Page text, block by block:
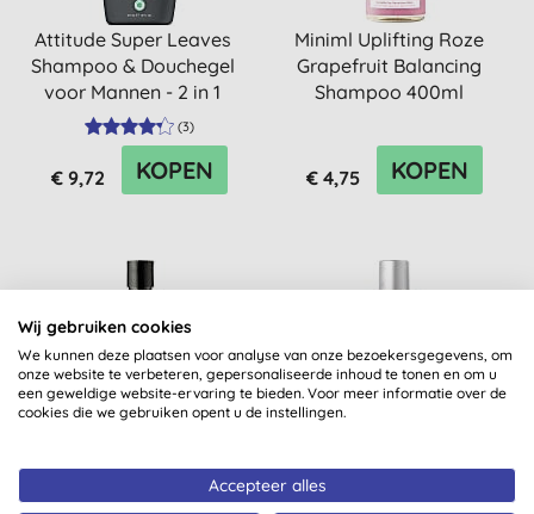
Attitude Super Leaves
Shampoo & Douchegel
voor Mannen - 2 in 1
Scal...
(3)
€ 9,72 KOPEN
Miniml Uplifting Roze
Grapefruit Balancing
Shampoo 400ml
€ 4,75 KOPEN
Sukin For Men 3-In-1
Urtekram Rhassoul
Wij gebruiken cookies
We kunnen deze plaatsen voor analyse van onze bezoekersgegevens, om
onze website te verbeteren, gepersonaliseerde inhoud te tonen en om u
een geweldige website-ervaring te bieden. Voor meer informatie over de
cookies die we gebruiken opent u de instellingen.
Accepteer alles